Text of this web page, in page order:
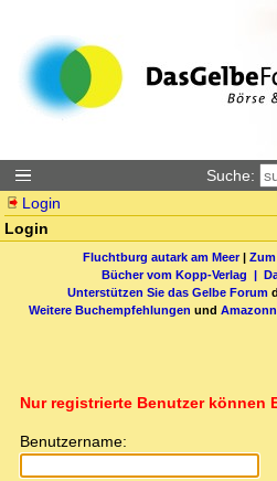
Suche:
Login
Login
Fluchtburg autark am Meer|
Bücher vom Kopp-Verlag |
Unterstützen Sie das Gelbe Forum
Weitere Buchempfehlungen und
Nur registrierte Benutzer können
Benutzername: